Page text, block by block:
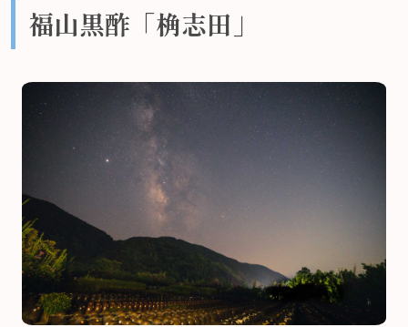
福山黒酢「桷志田」